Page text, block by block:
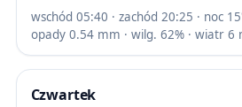
wschód 05:40 · zachód 20:25 · noc
opady 0.54 mm · wilg. 62% · wiatr 6
Czwartek